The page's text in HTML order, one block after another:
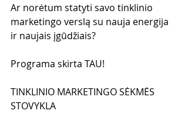
Ar norėtum statyti savo tinklinio
marketingo verslą su nauja energija
ir naujais įgūdžiais?
Programa skirta TAU!
TINKLINIO MARKETINGO SĖKMĖS
STOVYKLA